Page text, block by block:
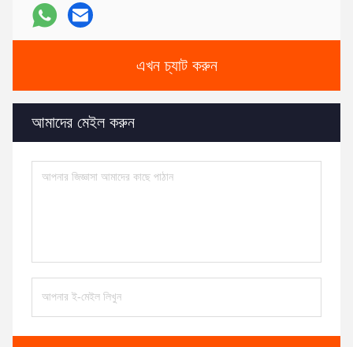
এখন চ্যাট করুন
আমাদের মেইল করুন